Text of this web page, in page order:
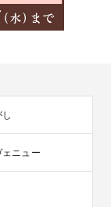
ニュー